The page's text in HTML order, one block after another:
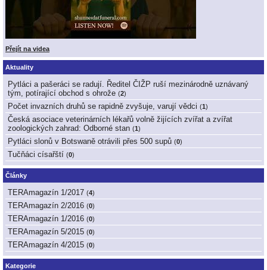
Přejít na videa
Aktuality
Pytláci a pašeráci se radují. Ředitel ČIŽP ruší mezinárodně uznávaný
tým, potírající obchod s ohrože (2)
Počet invazních druhů se rapidně zvyšuje, varují vědci (1)
Česká asociace veterinárních lékařů volně žijících zvířat a zvířat
zoologických zahrad: Odborné stan (1)
Pytláci slonů v Botswaně otrávili přes 500 supů (0)
Tučňáci císařští (0)
Články
TERAmagazín 1/2017 (4)
TERAmagazín 2/2016 (0)
TERAmagazín 1/2016 (0)
TERAmagazín 5/2015 (0)
TERAmagazín 4/2015 (0)
Kategorie